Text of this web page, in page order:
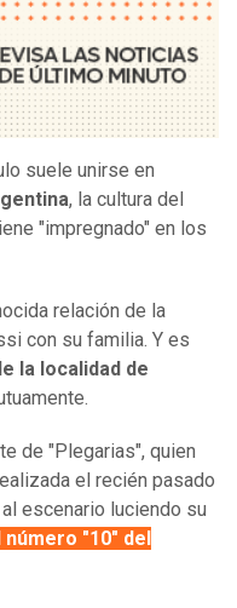
suele unirse en
, la cultura del
"impregnado" en los
relación de la
con su familia. Y es
la localidad de
de "Plegarias", quien
el recién pasado
escenario luciendo su
"10" del